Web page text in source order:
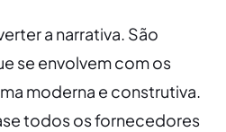
a narrativa. São
se envolvem com os
moderna e construtiva.
todos os fornecedores